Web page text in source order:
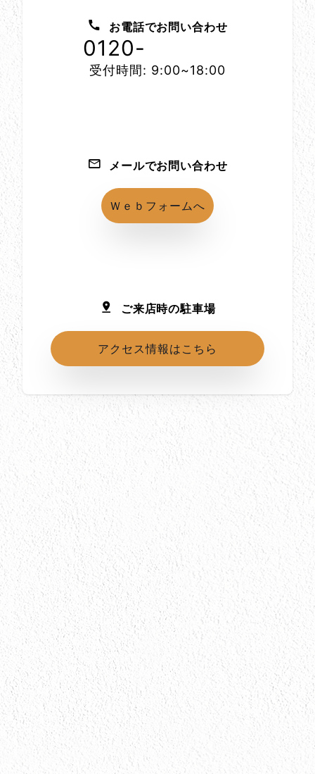
お電話でお問い合わせ
0120-
受付時間: 9:00~18:00
メールでお問い合わせ
Ｗｅｂフォームへ
ご来店時の駐車場
アクセス情報はこちら
所在地